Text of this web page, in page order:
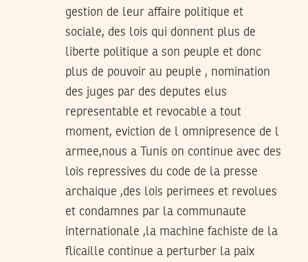
gestion de leur affaire politique et
sociale, des lois qui donnent plus de
liberte politique a son peuple et donc
plus de pouvoir au peuple , nomination
des juges par des deputes elus
representable et revocable a tout
moment, eviction de l omnipresence de l
armee,nous a Tunis on continue avec des
lois repressives du code de la presse
archaique ,des lois perimees et revolues
et condamnes par la communaute
internationale ,la machine fachiste de la
flicaille continue a perturber la paix